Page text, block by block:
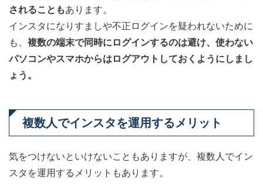
されることもあります。
インスタになりすましや不正ログインを疑われないために
も、 複数の端末で同時にログインするのは避け、使わない
パソコンやスマホからはログアウトしておくようにしまし
ょう。
複数人でインスタを運用するメリット
気をつけないといけないこともありますが、複数人でイン
スタを運用するメリットもあります。